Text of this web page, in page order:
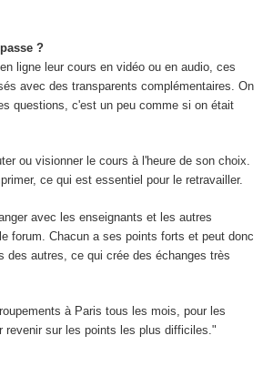
?
ligne leur cours en vidéo ou en audio, ces
avec des transparents complémentaires. On
questions, c'est un peu comme si on était
ou visionner le cours à l'heure de son choix.
ce qui est essentiel pour le retravailler.
avec les enseignants et les autres
forum. Chacun a ses points forts et peut donc
des autres, ce qui crée des échanges très
à Paris tous les mois, pour les
revenir sur les points les plus difficiles."